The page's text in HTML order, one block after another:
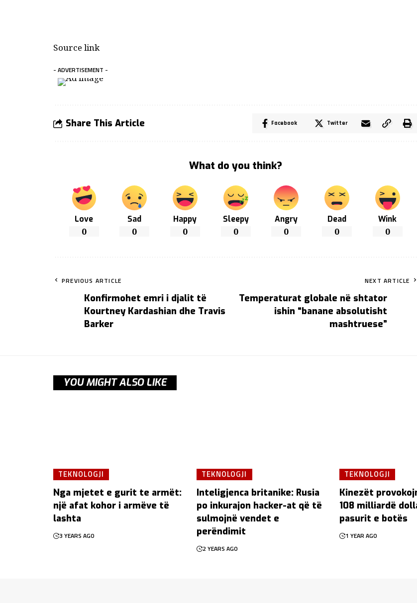
Source link
- ADVERTISEMENT -
Share This Article Facebook Twitter
What do you think?
Love
0
Sad
0
Happy
0
Sleepy
0
Angry
0
Dead
0
Wink
0
PREVIOUS ARTICLE
Konfirmohet emri i djalit të
Kourtney Kardashian dhe Travis
Barker
NEXT ARTICLE
Temperaturat globale në shtator
ishin “banane absolutisht
mashtruese”
YOU MIGHT ALSO LIKE
TEKNOLOGJI
Nga mjetet e gurit te armët:
një afat kohor i armëve të
lashta
3 YEARS AGO
TEKNOLOGJI
Inteligjenca britanike: Rusia
po inkurajon hacker-at që të
sulmojnë vendet e
perëndimit
2 YEARS AGO
TEKNOLOGJI
Kinezët
108 milliardë
pasurit e botës
1 YEAR AGO